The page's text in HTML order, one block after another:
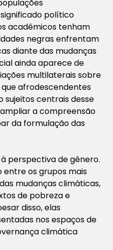
político
acadêmicos tenham
negras enfrentam
diante das mudanças
ainda aparece de
multilaterais sobre
afrodescendentes
sujeitos centrais desse
a compreensão
da formulação das
perspectiva de gênero.
entre os grupos mais
mudanças climáticas,
de pobreza e
disso, elas
nos espaços de
climática